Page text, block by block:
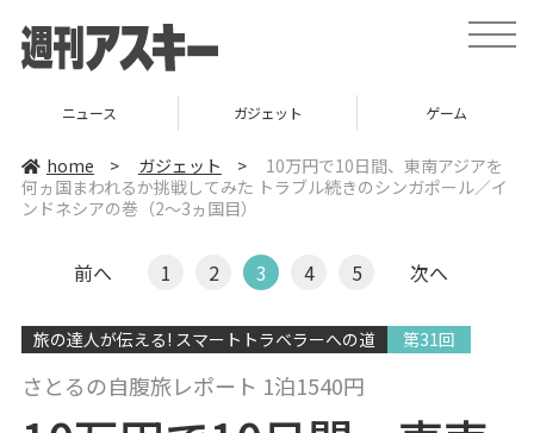
t
o
v
i
ニュース ガジェット ゲーム
home > ガジェット >
10万円で10日間、東南アジアを
何ヵ国まわれるか挑戦してみた トラブル続きのシンガポール／イ
ンドネシアの巻（2〜3ヵ国目）
前へ 1 2 3 4 5 次へ
旅の達人が伝える! スマートトラベラーへの道 第31回
さとるの自腹旅レポート 1泊1540円